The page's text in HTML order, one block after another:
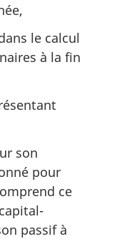
le calcul
à la fin
son
pour
ce
passif à